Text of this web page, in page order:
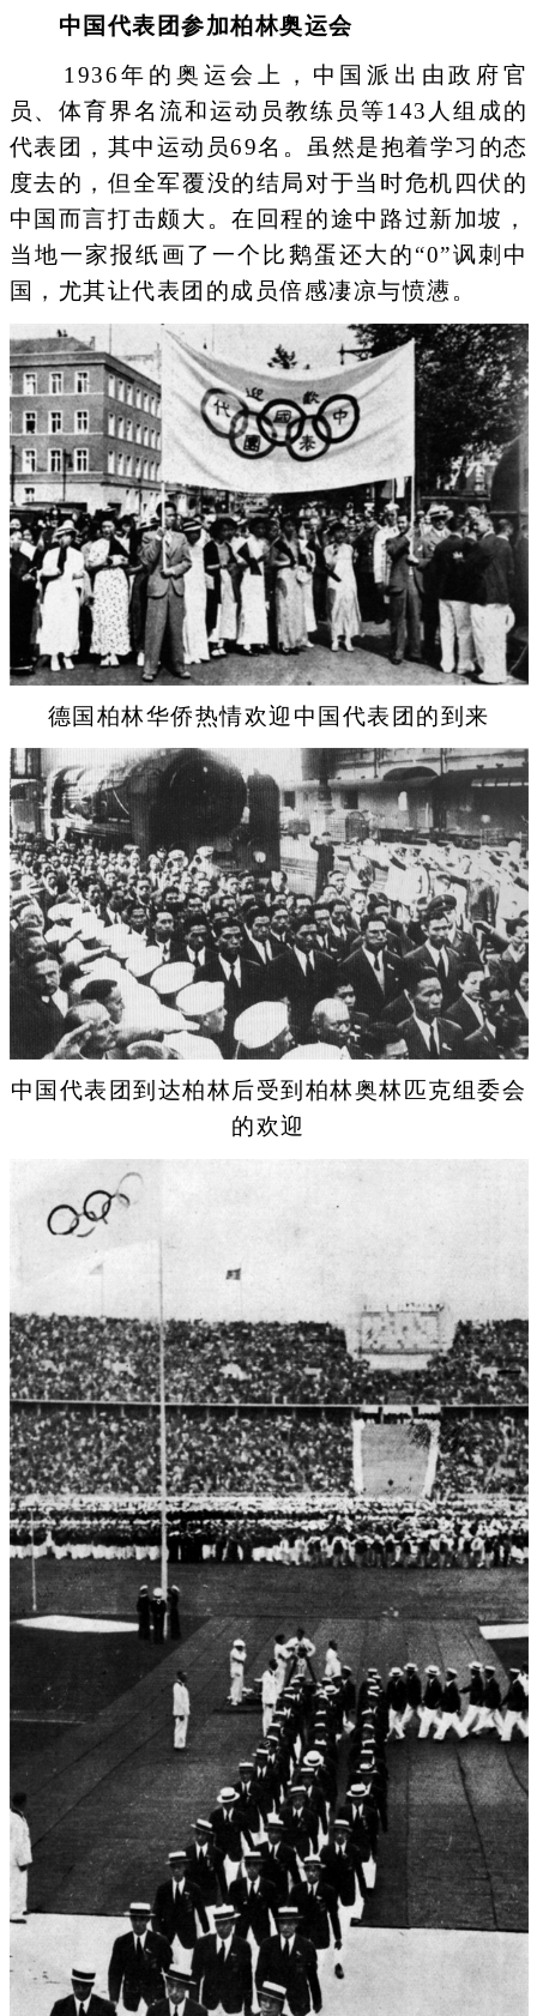
中国代表团参加柏林奥运会
1936年的奥运会上，中国派出由政府官
员、体育界名流和运动员教练员等143人组成的
代表团，其中运动员69名。虽然是抱着学习的态
度去的，但全军覆没的结局对于当时危机四伏的
中国而言打击颇大。在回程的途中路过新加坡，
当地一家报纸画了一个比鹅蛋还大的“0”讽刺中
国，尤其让代表团的成员倍感凄凉与愤懑。
德国柏林华侨热情欢迎中国代表团的到来
中国代表团到达柏林后受到柏林奥林匹克组委会
的欢迎